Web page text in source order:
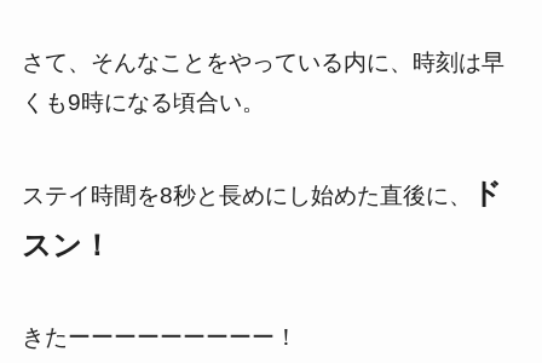
さて、そんなことをやっている内に、時刻は早
くも9時になる頃合い。
ステイ時間を8秒と長めにし始めた直後に、
ド
スン！
きたーーーーーーーーー！